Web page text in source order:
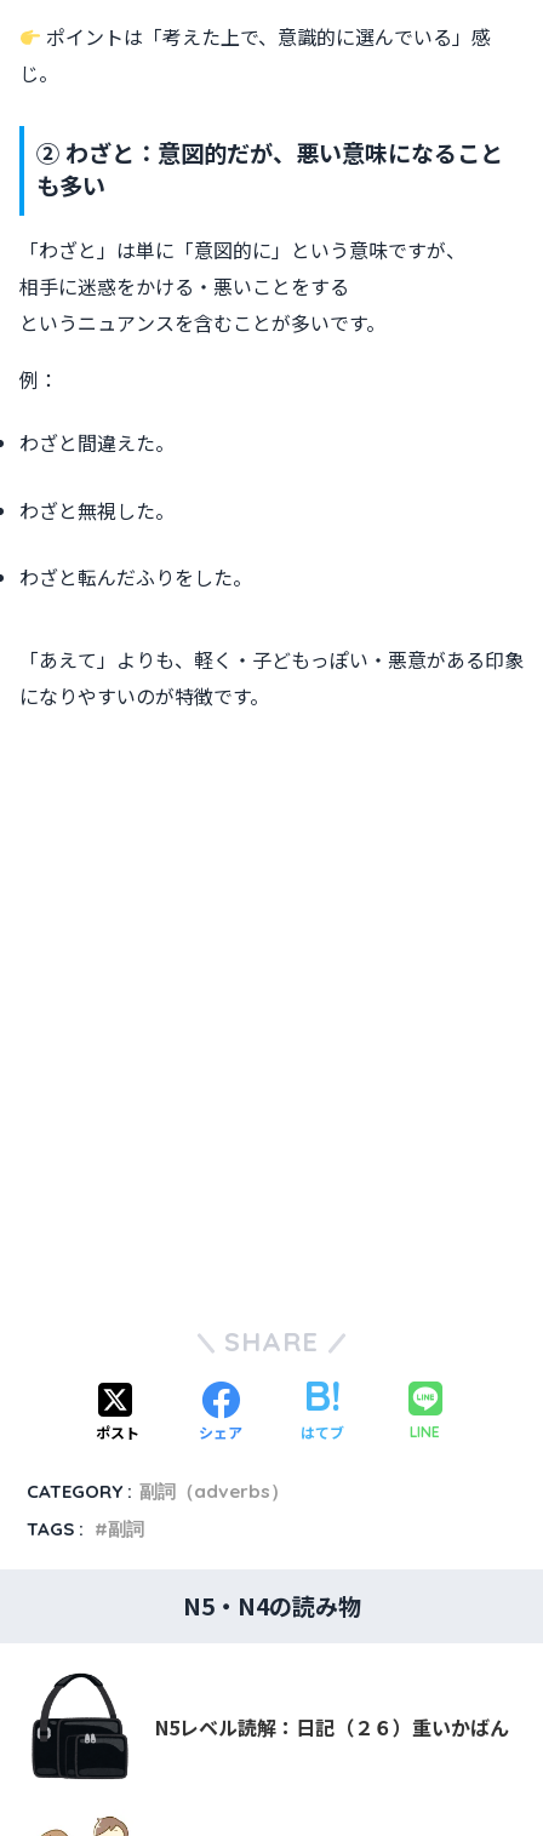
ポイントは「考えた上で、意識的に選んでいる」感
じ。
② わざと：意図的だが、悪い意味になること
も多い
「わざと」は単に「意図的に」という意味ですが、
相手に迷惑をかける・悪いことをする
というニュアンスを含むことが多いです。
例：
わざと間違えた。
わざと無視した。
わざと転んだふりをした。
「あえて」よりも、軽く・子どもっぽい・悪意がある印象
になりやすいのが特徴です。
SHARE
ポスト シェア はてブ LINE
CATEGORY : 副詞（adverbs）
TAGS :
副詞
N5・N4の読み物
N5レベル読解：日記（２６）重いかばん